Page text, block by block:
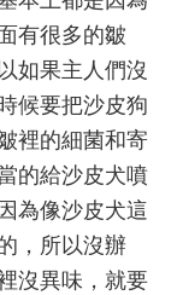
有很多的皺
如果主人們沒
候要把沙皮狗
裡的細菌和寄
的給沙皮犬噴
為像沙皮犬這
，所以沒辦
沒異味，就要